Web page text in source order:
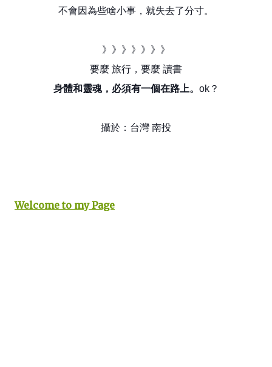
不會因為些啥小事，就失去了分寸。
》》》》》》》
要麼 旅行，要麼 讀書
身體和靈魂，必須有一個在路上。 ok？
攝於：台灣 南投
Welcome to my Page